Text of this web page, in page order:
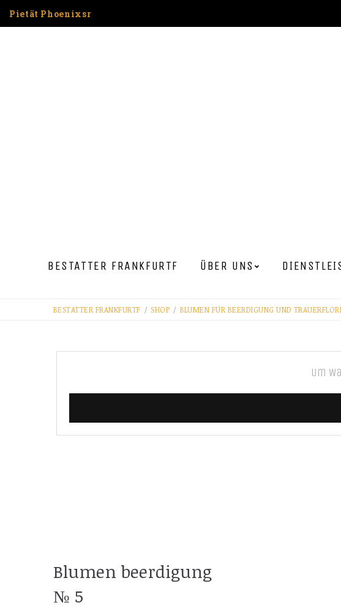
Pietät Phoenixsr
BESTATTER FRANKFURT​F ÜBER UNS
BESTATTER FRANKFURT​F / SHOP / BLUMEN FÜR BEERDIGUNG UND
Blumen beerdigung
№ 5
Um